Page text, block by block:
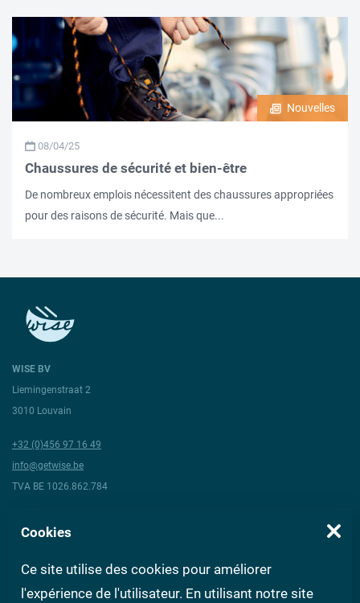
Nouvelles
08/04/25
Chaussures de sécurité et bien-être
De nombreux emplois nécessitent des chaussures appropriées
pour des raisons de sécurité. Mais que...
WISE BV
Liemingenstraat 2
3010 Louvain
+32 (0)456 97 16 49
info@getwise.be
TVA BE 1026.862.784
À propos de Wise Conditions générales Questions aux experts
Cookies
Ce site utilise des cookies pour améliorer
l'expérience de l'utilisateur. En utilisant notre site